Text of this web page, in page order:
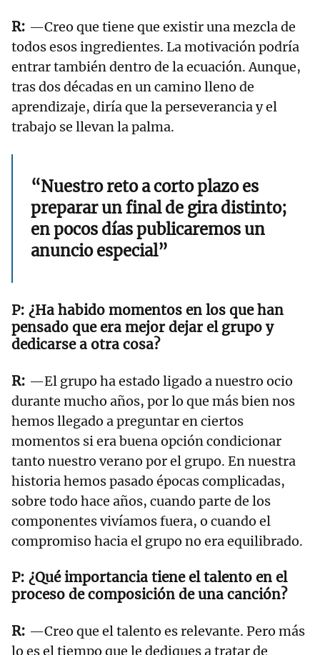
—Creo que tiene que existir una mezcla de
todos esos ingredientes. La motivación podría
entrar también dentro de la ecuación. Aunque,
tras dos décadas en un camino lleno de
aprendizaje, diría que la perseverancia y el
trabajo se llevan la palma.
“Nuestro reto a corto plazo es
preparar un final de gira distinto;
en pocos días publicaremos un
anuncio especial”
¿Ha habido momentos en los que han
pensado que era mejor dejar el grupo y
dedicarse a otra cosa?
—El grupo ha estado ligado a nuestro ocio
durante mucho años, por lo que más bien nos
hemos llegado a preguntar en ciertos
momentos si era buena opción condicionar
tanto nuestro verano por el grupo. En nuestra
historia hemos pasado épocas complicadas,
sobre todo hace años, cuando parte de los
componentes vivíamos fuera, o cuando el
compromiso hacia el grupo no era equilibrado.
¿Qué importancia tiene el talento en el
proceso de composición de una canción?
—Creo que el talento es relevante. Pero más
lo es el tiempo que le dediques a tratar de